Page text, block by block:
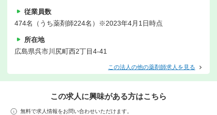
従業員数
474名（うち薬剤師224名）※2023年4月1日時点
所在地
広島県呉市川尻町西2丁目4-41
この法人の他の薬剤師求人を見る
この求人に興味がある方はこちら
無料で求人情報をお問い合わせいただけます。